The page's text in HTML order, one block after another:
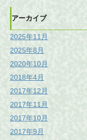
アーカイブ
2025年11月
2025年8月
2020年10月
2018年4月
2017年12月
2017年11月
2017年10月
2017年9月